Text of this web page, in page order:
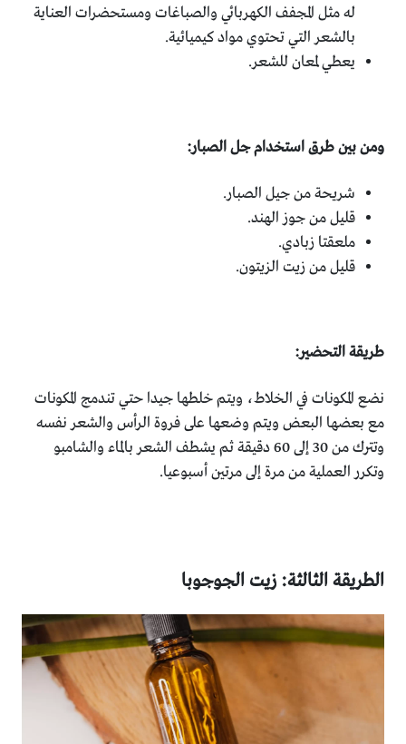
له مثل المجفف الكهربائي والصباغات ومستحضرات العناية
بالشعر التي تحتوي مواد كيميائية.
يعطي لمعان للشعر.
ومن بين طرق استخدام جل الصبار:
شريحة من جيل الصبار.
قليل من جوز الهند.
ملعقتا زبادي.
قليل من زيت الزيتون.
طريقة التحضير:
نضع المكونات في الخلاط، ويتم خلطها جيدا حتي تندمج المكونات
مع بعضها البعض ويتم وضعها على فروة الرأس والشعر نفسه
وتترك من 30 إلى 60 دقيقة ثم يشطف الشعر بالماء والشامبو
وتكرر العملية من مرة إلى مرتين أسبوعيا.
الطريقة الثالثة: زيت الجوجوبا